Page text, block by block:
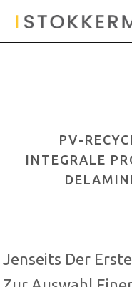
PV-
INTEGRALE
Jenseits Der